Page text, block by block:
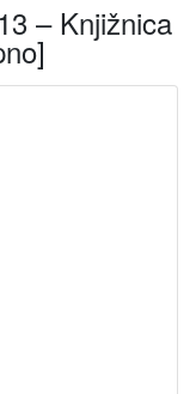
– Knjižnica